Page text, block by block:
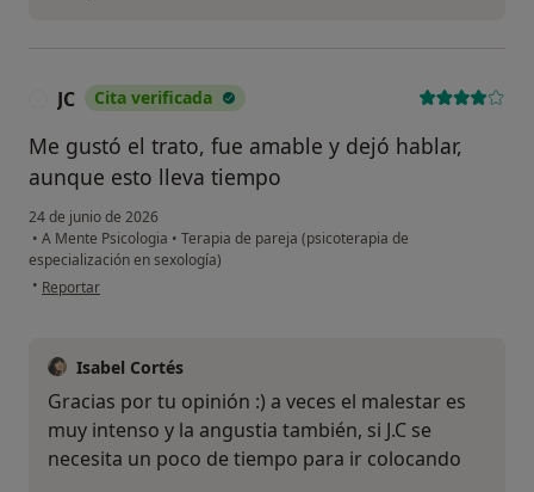
JC Cita verificada
Me gustó el trato, fue amable y dejó hablar,
aunque esto lleva tiempo
24 de junio de 2026
• A Mente Psicologia • Terapia de pareja (psicoterapia de
especialización en sexología)
• en opinión del usuario JC
Reportar
Isabel Cortés
Gracias por tu opinión :) a veces el malestar es
muy intenso y la angustia también, si J.C se
necesita un poco de tiempo para ir colocando